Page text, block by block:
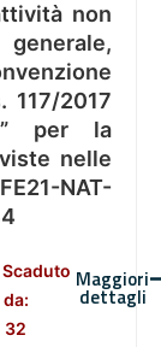
non
117/2017
per la
nelle
NAT-
Scaduto
da:
32
Maggiori
dettagli